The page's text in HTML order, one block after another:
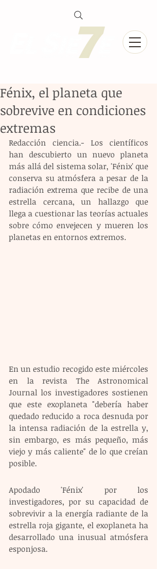
Fénix, el planeta que
sobrevive en condiciones
extremas
Redacción ciencia.- Los científicos
han descubierto un nuevo planeta
más allá del sistema solar, 'Fénix' que
conserva su atmósfera a pesar de la
radiación extrema que recibe de una
estrella cercana, un hallazgo que
llega a cuestionar las teorías actuales
sobre cómo envejecen y mueren los
planetas en entornos extremos.
En un estudio recogido este miércoles
en la revista The Astronomical
Journal los investigadores sostienen
que este exoplaneta "debería haber
quedado reducido a roca desnuda por
la intensa radiación de la estrella y,
sin embargo, es más pequeño, más
viejo y más caliente" de lo que creían
posible.
Apodado 'Fénix' por los
investigadores, por su capacidad de
sobrevivir a la energía radiante de la
estrella roja gigante, el exoplaneta ha
desarrollado una inusual atmósfera
esponjosa.